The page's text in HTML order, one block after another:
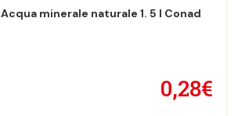
Acqua minerale naturale 1. 5 l Conad
0,28€